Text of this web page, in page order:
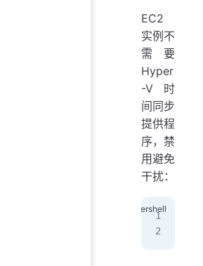
EC2
实例不
需要
Hyper
-V 时
间同步
提供程
序，禁
用避免
干扰：